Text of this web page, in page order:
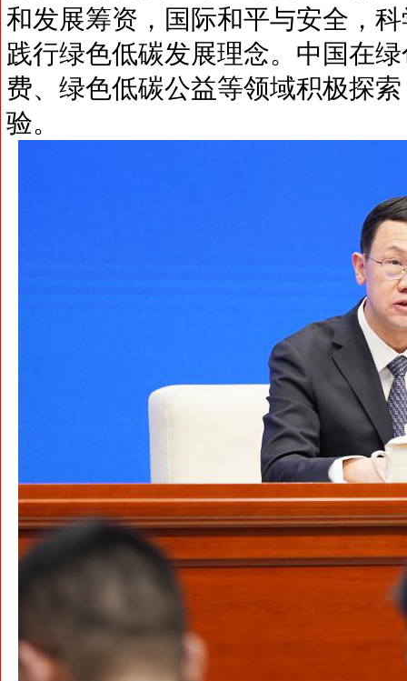
和发展筹资，国际和平与安全，
践行绿色低碳发展理念。中国在
费、绿色低碳公益等领域积极探
验。